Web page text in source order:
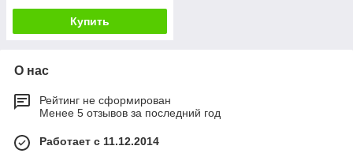
Купить
О нас
Рейтинг не сформирован
Менее 5 отзывов за последний год
Работает с 11.12.2014